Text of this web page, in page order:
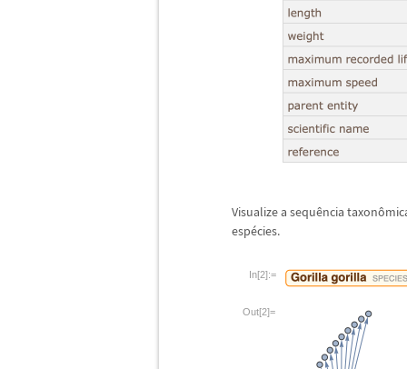
Visualize a sequência taxonô
espécies.
In[2]:=
Out[2]=